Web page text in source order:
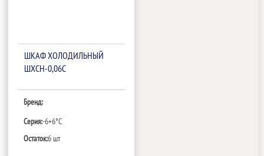
ШКАФ ХОЛОДИЛЬНЫЙ
ШХСН-0,06С
Бренд:
Серия:-6+6°C
Остаток:6 шт